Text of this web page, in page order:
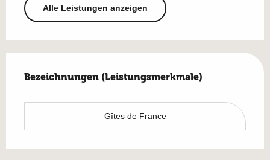
Alle Leistungen anzeigen
Bezeichnungen (Leistungsmerkmale)
Bezeichnungen (Leistungsmerkmale)
Gîtes de France